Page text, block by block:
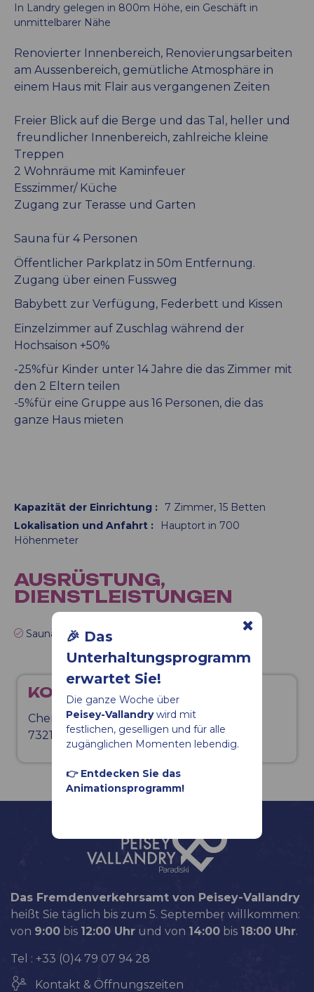
🎉 Das
Unterhaltungsprogramm
erwartet Sie!
Die ganze Woche über
Peisey-Vallandrywird mit
festlichen, geselligen und für alle
zugänglichen Momenten lebendig.
👉 Entdecken Sie das
Animationsprogramm!
In Landry gelegen in 800m Höhe, ein Geschäft in
unmittelbarer Nähe
Renovierter Innenbereich, Renovierungsarbeiten
am Aussenbereich, gemütliche Atmosphäre in
einem Haus mit Flair aus vergangenen Zeiten
Freier Blick auf die Berge und das Tal, heller und
freundlicher Innenbereich, zahlreiche kleine
Treppen
2 Wohnräume mit Kaminfeuer
Esszimmer/ Küche
Zugang zur Terasse und Garten
Sauna für 4 Personen
Öffentlicher Parkplatz in 50m Entfernung.
Zugang über einen Fussweg
Babybett zur Verfügung, Federbett und Kissen
Einzelzimmer auf Zuschlag während der
Hochsaison +50%
-25%für Kinder unter 14 Jahre die das Zimmer mit
den 2 Eltern teilen
-5%für eine Gruppe aus 16 Personen, die das
ganze Haus mieten
Kapazität der Einrichtung : 7 Zimmer 15 Betten
Lokalisation und Anfahrt :
Hauptort in 700
Höhenmeter
AUSRÜSTUNG,
DIENSTLEISTUNGEN
Sauna
KONTAKT
Chemin des Glières
73210
LANDRY
Das Fremdenverkehrsamt von Peisey-Vallandry
heißt Sie täglich bis zum 5. September willkommen:
von 9:00 bis 12:00 Uhr und von 14:00 bis 18:00 Uhr.
Tel : +33 (0)4 79 07 94 28
Kontakt & Öffnungszeiten